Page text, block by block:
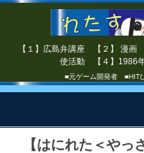
【１】広島弁講座 【２】 漫画
使活動 【４】1986
■元ゲーム開発者 ■HIT
【はにれた＜やっ